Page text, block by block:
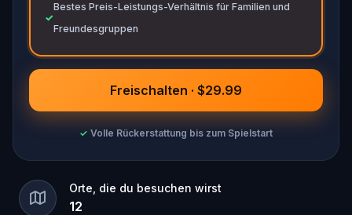
✓
Bestes Preis-Leistungs-Verhältnis für Familien und
Freundesgruppen
Freischalten · $29.99
✓ Volle Rückerstattung bis zum Spielstart
Orte, die du besuchen wirst
12